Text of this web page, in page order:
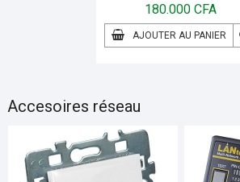
180.000CFA
AJOUTER AU PANIER
Accesoires réseau